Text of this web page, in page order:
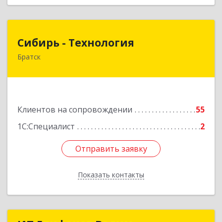
Сибирь - Технология
Братск
Клиентов на сопровождении
55
1С:Специалист
2
Отправить заявку
Показать контакты
Отправить заявку
Назад